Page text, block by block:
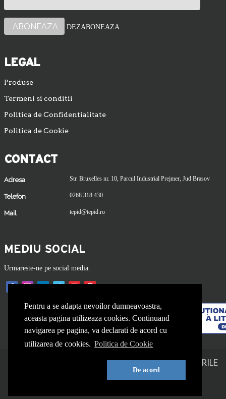
Pentru a se adapta nevoilor dumneavoastra,
aceasta pagina utilizeaza cookies. Continuand
navigarea pe pagina, va declarati de acord cu
utilizarea de cookies. Politica de Cookie
De acord
DEZABONEAZA
LEGAL
Produse
Termeni si conditii
Politica de Confidentialitate
Politica de Cookie
CONTACT
Adresa Str. Bruxelles nr. 10, Parcul Industrial Prejmer, Jud Brasov
Telefon 0268 318 430
Mail tepid@tepid.ro
MEDIU SOCIAL
Urmareste-ne pe social media.
COPYRIGHT © DISCURI TAIERE.TOATE DREPTURILE
REZERVATE.